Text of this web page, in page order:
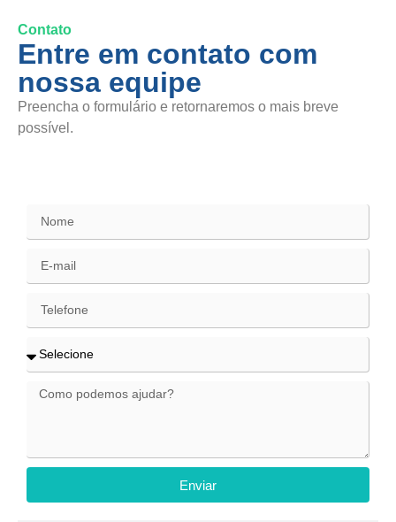
Contato
Entre em contato com
nossa equipe
Preencha o formulário e retornaremos o mais breve
possível.
Enviar